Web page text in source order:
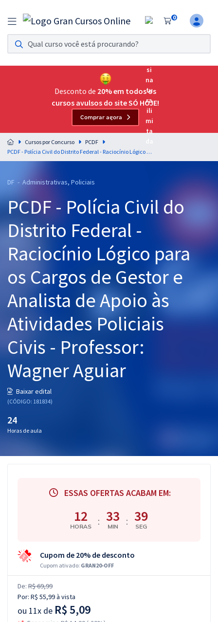
0
Assinatura Ilimitada 11
Acesso a todos os cursos. Teste grátis por 7 dias!
Assinatura OAB Até Passar
Acesso ilimitado a toda preparação para o Exame da
Residências Multiprofissionais
Preparação completa e intensiva para as principais
residências em saúde do Brasil
Cursos 20% OFF
Pós
Graduação
OAB
Mentorias
Questões grátis
Aprovados
Atendimento
Desconto de 20% em todos os
cursos avulsos do site SÓ HOJE!
Comprar agora
Cursos por Concurso
PCDF
PCDF - Polícia Civil do Distrito Federal - Raciocínio Lógico para os Cargos de Gestor e Analista de Apoio às Atividades Policiais Civis - Professor: Wagner Aguiar
DF - Administrativas, Policiais
PCDF - Polícia Civil do
Distrito Federal -
Raciocínio Lógico para
os Cargos de Gestor e
Analista de Apoio às
Atividades Policiais
Civis - Professor:
Wagner Aguiar
Baixar edital
(CÓDIGO: 181834)
24
Horas de aula
ESSAS OFERTAS ACABAM EM:
12
HORAS : 33
MIN : 39
SEG
Cupom de 20% de desconto
Cupom ativado: GRAN20-OFF
De: R$ 69,99
Por: R$ 55,99à vista
ou 11x de R$ 5,09